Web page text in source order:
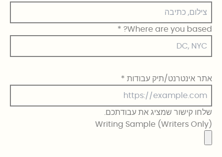
Where are you based?
*
אתר אינטרנט/תיק עבודות*
שלחו קישור שמציג את עבודתכם.